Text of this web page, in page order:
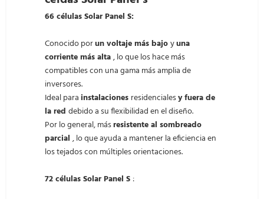
66 células Solar Panel S:
Conocido porun voltaje más bajoyuna
corriente más alta, lo que los hace más
compatibles con una gama más amplia de
inversores.
Ideal parainstalaciones residencialesy fuera de
la red debido a su flexibilidad en el diseño.
Por lo general, másresistente al sombreado
parcial , lo que ayuda a mantener la eficiencia en
los tejados con múltiples orientaciones.
72 células Solar Panel S :